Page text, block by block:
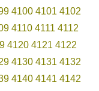
4100 4101 4102
4110 4111 4112
4120 4121 4122
4130 4131 4132
4140 4141 4142